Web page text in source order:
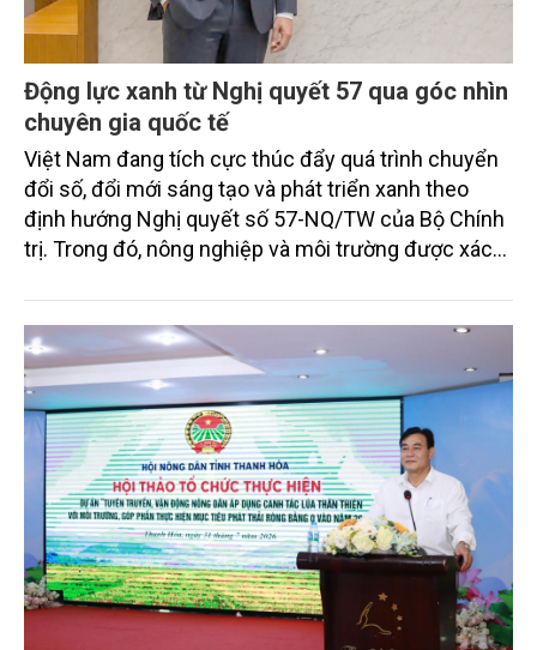
Động lực xanh từ Nghị quyết 57 qua góc nhìn
chuyên gia quốc tế
Việt Nam đang tích cực thúc đẩy quá trình chuyển
đổi số, đổi mới sáng tạo và phát triển xanh theo
định hướng Nghị quyết số 57-NQ/TW của Bộ Chính
trị. Trong đó, nông nghiệp và môi trường được xác
sắc bởi các tiến bộ công nghệ và cam kết bền vững
toàn cầu, đặc biệt là mục tiêu đưa phát thải ròng
bằng 0 (Net-Zero) vào năm 2050.